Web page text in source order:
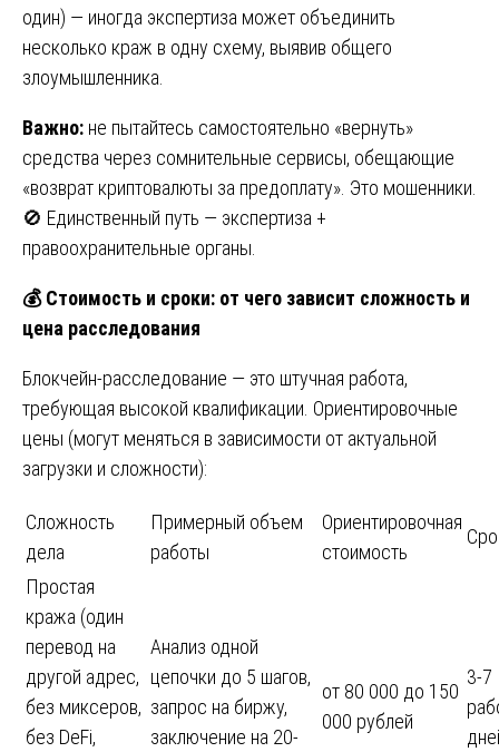
один) — иногда экспертиза может объединить
несколько краж в одну схему, выявив общего
злоумышленника.
Важно: не пытайтесь самостоятельно «вернуть»
средства через сомнительные сервисы, обещающие
«возврат криптовалюты за предоплату». Это мошенники.
🚫 Единственный путь — экспертиза +
правоохранительные органы.
💰Стоимость и сроки: от чего зависит сложность и
цена расследования
Блокчейн-расследование — это штучная работа,
требующая высокой квалификации. Ориентировочные
цены (могут меняться в зависимости от актуальной
загрузки и сложности):
Сложность
дела
Примерный объем
работы
Ориентировочная
стоимость
Простая
кража (один
перевод на
другой адрес,
без миксеров,
без DeFi,
Анализ одной
цепочки до 5 шагов,
запрос на биржу,
заключение на 20-
от 80 000 до 150
000 рублей
3-7